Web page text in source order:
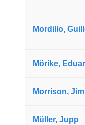
Mordillo,
Mörike,
Morrison, Jim
Müller, Jupp